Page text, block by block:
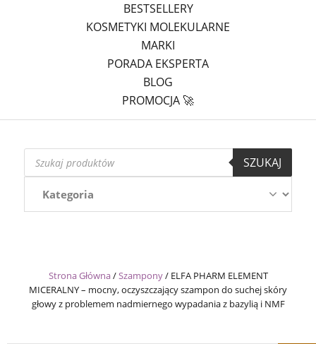
BESTSELLERY
KOSMETYKI MOLEKULARNE
MARKI
PORADA EKSPERTA
BLOG
PROMOCJA 🚀
Wyszukiwarka
produktów
SZUKAJ
Strona Główna/Szampony/ ELFA PHARM ELEMENT
MICERALNY – mocny, oczyszczający szampon do suchej skóry
głowy z problemem nadmiernego wypadania z bazylią i NMF